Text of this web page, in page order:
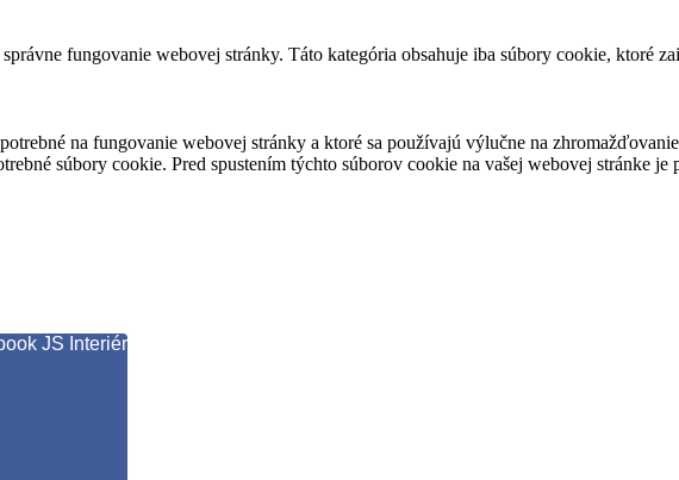
fungovanie webovej stránky. Táto kategória obsahuje iba súbory cookie, ktoré
na fungovanie webovej stránky a ktoré sa používajú výlučne na
súbory cookie. Pred spustením týchto súborov cookie na vašej webovej stránke
JS Interiér